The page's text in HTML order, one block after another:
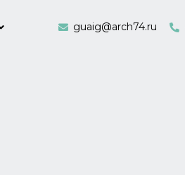
guaig@arch74.ru